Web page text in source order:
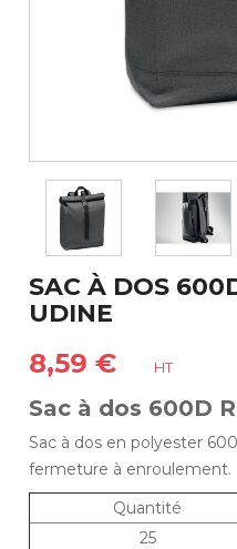
SAC À DOS
UDINE
8,59 € HT
Sac à dos 600D
Sac à dos en polyester
fermeture à enroulement.
Quantité
25